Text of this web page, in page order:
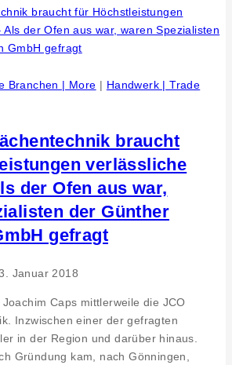
Branchen | More | Handwerk | Trade
braucht
verlässliche
der Ofen aus war,
der Günther
gefragt
Januar 2018
Caps mittlerweile die JCO
Inzwischen einer der gefragten
in der Region und darüber hinaus.
Gründung kam, nach Gönningen,